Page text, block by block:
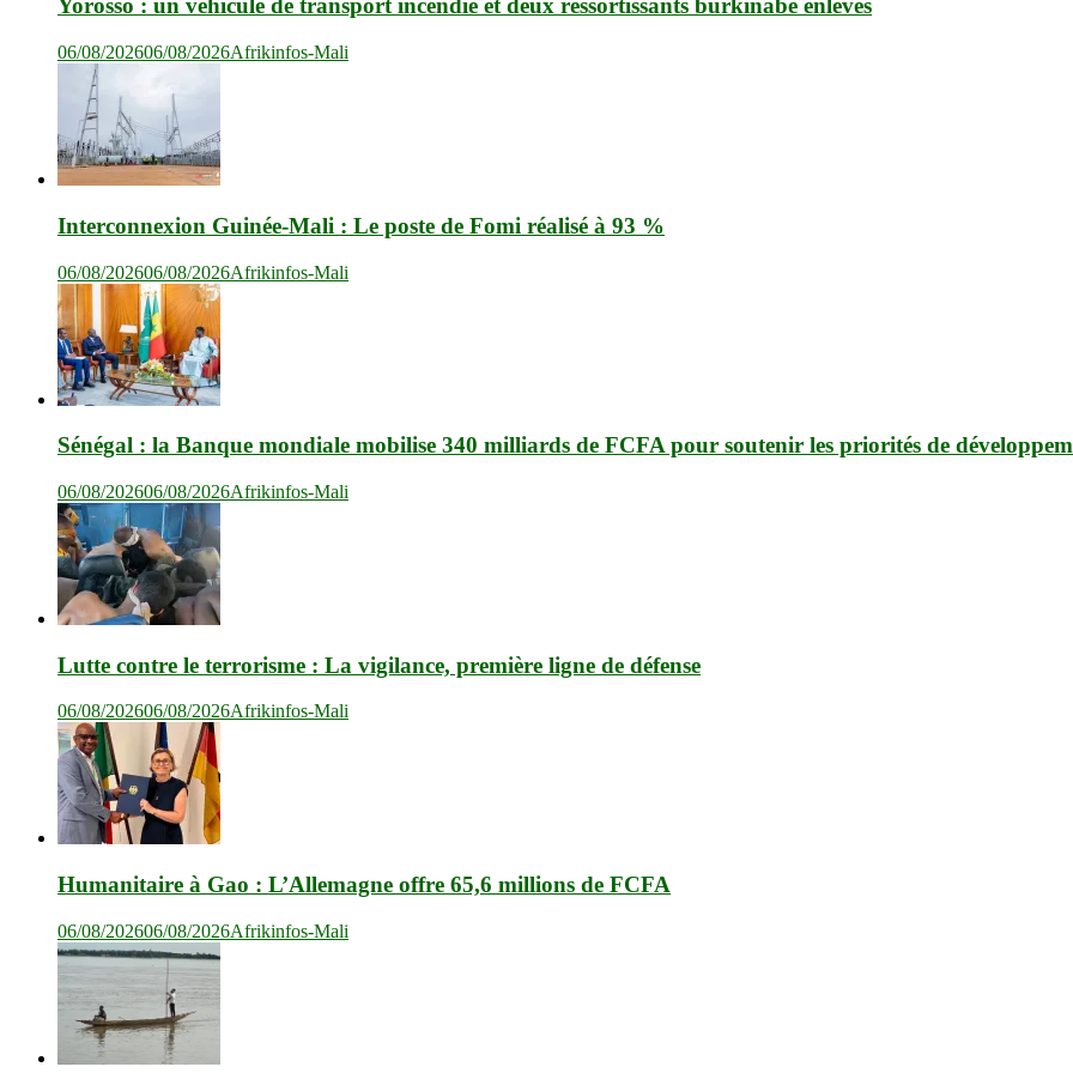
Yorosso : un véhicule de transport incendié et deux ressortissants burkinabè enlevés
06/08/202606/08/2026Afrikinfos-Mali
Interconnexion Guinée-Mali : Le poste de Fomi réalisé à 93 %
06/08/202606/08/2026Afrikinfos-Mali
Sénégal : la Banque mondiale mobilise 340 milliards de FCFA pour soutenir les priorités de
06/08/202606/08/2026Afrikinfos-Mali
Lutte contre le terrorisme : La vigilance, première ligne de défense
06/08/202606/08/2026Afrikinfos-Mali
Humanitaire à Gao : L’Allemagne offre 65,6 millions de FCFA
06/08/202606/08/2026Afrikinfos-Mali